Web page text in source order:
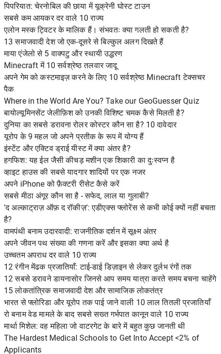
पिपरियात: चेरनोबिल की छाया में यूक्रेनी घोस्ट टाउन
सबसे कम आयकर दर वाले 10 राज्य
एलोन मस्क ट्विटर के मालिक हैं। संभवतः क्या गलती हो सकती है?
13 समाजवादी देश जो एक-दूसरे से बिल्कुल अलग दिखते हैं
माया एंजेलो से 5 वाक्पटु और स्थायी उद्धरण
Minecraft में 10 सर्वश्रेष्ठ तलवार जादू
अपने गेम को कस्टमाइज़ करने के लिए 10 सर्वश्रेष्ठ Minecraft टेक्सचर
पैक
Where in the World Are You? Take our GeoGuesser Quiz
बायोल्यूमिनसेंट जेलीफ़िश को उनकी विशिष्ट चमक कैसे मिलती है?
दुनिया का सबसे डरावना रोलर कोस्टर कौन सा है? 10 दावेदार
यूरोप के 9 महल जो अपने प्रतीक के रूप में योग्य हैं
इंस्टेंट और एक्टिव ड्राई यीस्ट में क्या अंतर है?
हगफिश: यह ईल जैसी कीचड़ मशीन एक शिकारी का दुःस्वप्न है
व्हाइट हाउस की सबसे यादगार शादियों पर एक नजर
अपने iPhone को फ़ैक्टरी रीसेट कैसे करें
सबसे मीठा अंगूर कौन सा है - सफेद, लाल या गुलाबी?
'द अल्काट्राज़ ऑफ़ द रॉकीज़': एडीएक्स फ्लोरेंस से कभी कोई क्यों नहीं बचता
है?
वामपंथी बनाम उदारवादी: राजनीतिक दर्शन में सूक्ष्म अंतर
अपने जीवन पथ संख्या की गणना करें और इसका क्या अर्थ है
उच्चतम अपराध दर वाले 10 राज्य
12 रंगीन मेंढक प्रजातियाँ: टाई-डाई डिज़ाइन से लेकर दुर्लभ रंगों तक
12 सबसे डरावने डायनासोर जिनसे आप समय यात्रा करते समय बचना चाहेंगे
15 लोकतांत्रिक समाजवादी देश और सामाजिक लोकतंत्र
भारत से फ्लोरिडा और यूरोप तक पाई जाने वाली 10 लाल तितली प्रजातियाँ
रो बनाम वेड मामले के बाद सबसे सख्त गर्भपात कानून वाले 10 राज्य
मार्था मिशेल: वह महिला जो वाटरगेट के बारे में बहुत कुछ जानती थी
The Hardest Medical Schools to Get Into Accept <2% of
Applicants